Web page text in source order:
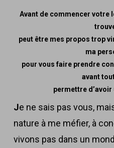
Avant de commencer votre
peut être mes propos trop
ma
pour vous faire prendre
avant
permettre
Je ne sais pas vous,
nature à me méfier, à
vivons pas dans un